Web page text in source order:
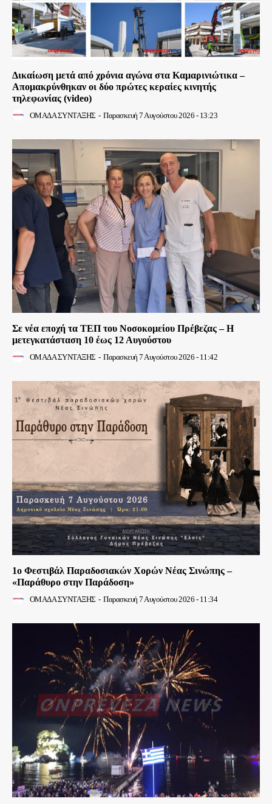
Δικαίωση μετά από χρόνια αγώνα στα Καμαρινιώτικα –
Απομακρύνθηκαν οι δύο πρώτες κεραίες κινητής
τηλεφωνίας (video)
ΟΜΑΔΑ ΣΥΝΤΑΞΗΣ - Παρασκευή 7 Αυγούστου 2026 - 13:23
Σε νέα εποχή τα ΤΕΠ του Νοσοκομείου Πρέβεζας – Η
μετεγκατάσταση 10 έως 12 Αυγούστου
ΟΜΑΔΑ ΣΥΝΤΑΞΗΣ - Παρασκευή 7 Αυγούστου 2026 - 11:42
1ο Φεστιβάλ Παραδοσιακών Χορών Νέας Σινώπης –
«Παράθυρο στην Παράδοση»
ΟΜΑΔΑ ΣΥΝΤΑΞΗΣ - Παρασκευή 7 Αυγούστου 2026 - 11:34